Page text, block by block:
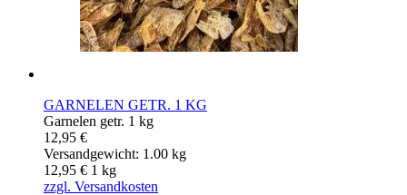
GARNELEN GETR. 1 KG
Garnelen getr. 1 kg
12,95 €
Versandgewicht: 1.00 kg
12,95 € 1 kg
zzgl. Versandkosten